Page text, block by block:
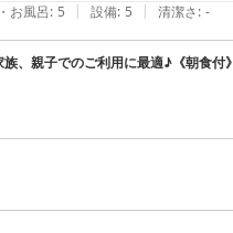
お風呂: 5 | 設備: 5 | 清潔さ: -
、親子でのご利用に最適♪《朝食付》